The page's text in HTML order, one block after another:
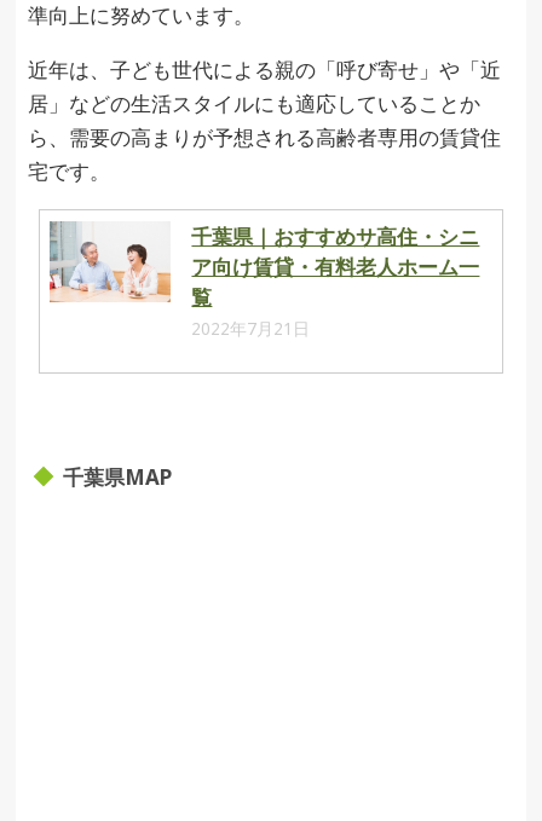
準向上に努めています。
近年は、子ども世代による親の「呼び寄せ」や「近
居」などの生活スタイルにも適応していることか
ら、需要の高まりが予想される高齢者専用の賃貸住
宅です。
千葉県｜おすすめサ高住・シニ
ア向け賃貸・有料老人ホーム一
覧
2022年7月21日
千葉県MAP